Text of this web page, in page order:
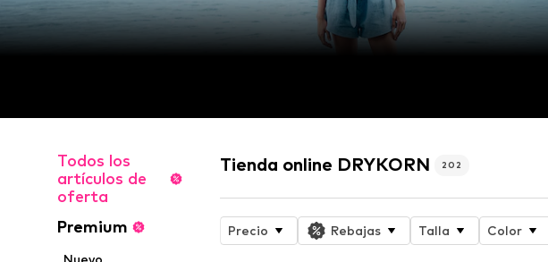
Todos los
artículos de
oferta
Premium
Tienda online DRYKORN 202
Precio Rebajas Talla Color